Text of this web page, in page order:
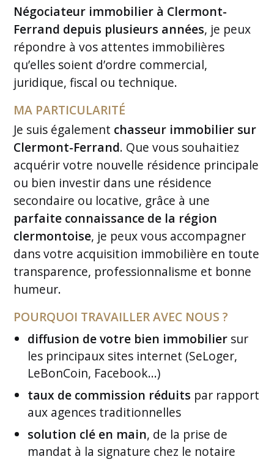
Négociateur immobilier à Clermont-
Ferrand depuis plusieurs années, je peux
répondre à vos attentes immobilières
qu’elles soient d’ordre commercial,
juridique, fiscal ou technique.
MA PARTICULARITÉ
Je suis également chasseur immobilier sur
Clermont-Ferrand. Que vous souhaitiez
acquérir votre nouvelle résidence principale
ou bien investir dans une résidence
secondaire ou locative, grâce à une
parfaite connaissance de la région
clermontoise, je peux vous accompagner
dans votre acquisition immobilière en toute
transparence, professionnalisme et bonne
humeur.
POURQUOI TRAVAILLER AVEC NOUS ?
diffusion de votre bien immobiliersur
les principaux sites internet (SeLoger,
LeBonCoin, Facebook...)
taux de commission réduits par rapport
aux agences traditionnelles
solution clé en main, de la prise de
mandat à la signature chez le notaire